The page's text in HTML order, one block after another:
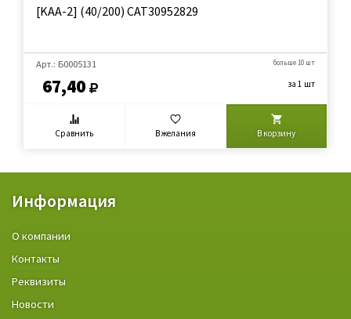
[KAA-2] (40/200) CAT30952829
Арт.: Б0005131
67,40
больше 10 шт
за 1 шт
Сравнить В желания В корзину
Информация
О компании
Контакты
Реквизиты
Новости